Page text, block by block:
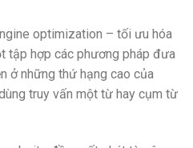
optimization – tối ưu hóa
tập hợp các phương pháp đưa
ở những thứ hạng cao của
truy vấn một từ hay cụm từ